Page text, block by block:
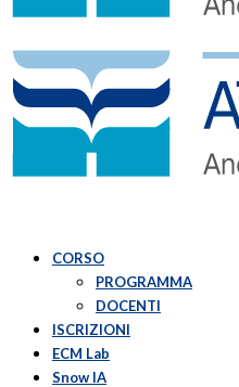
CORSO
PROGRAMMA
DOCENTI
ISCRIZIONI
ECM Lab
Snow IA